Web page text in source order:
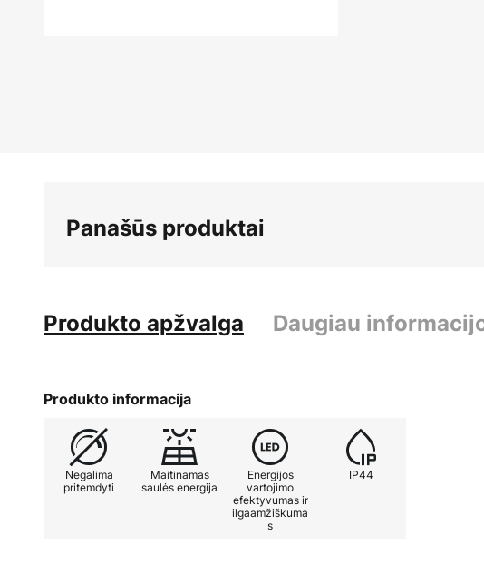
Panašūs produktai
Produkto apžvalga Daugiau
Produkto informacija
Negalima
pritemdyti
Maitinamas
saulės energija
Energijos
vartojimo
efektyvumas ir
ilgaamžiškuma
s
IP44